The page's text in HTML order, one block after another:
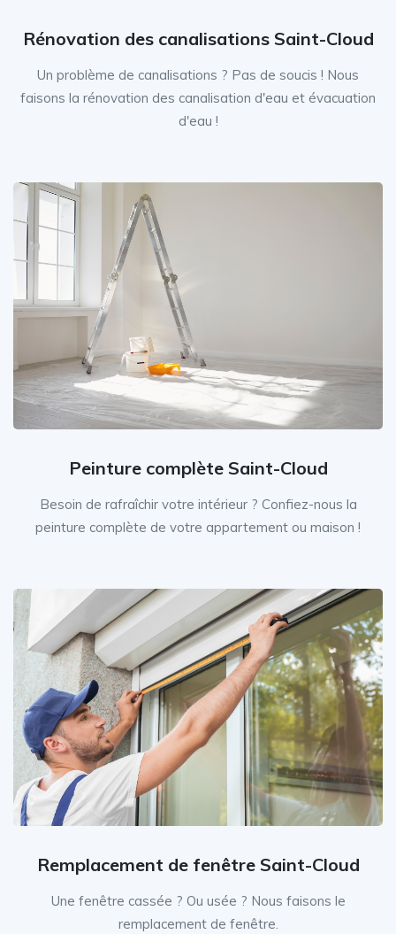
Rénovation des canalisations Saint-Cloud
Un problème de canalisations ? Pas de soucis ! Nous
faisons la rénovation des canalisation d'eau et évacuation
d'eau !
Peinture complète Saint-Cloud
Besoin de rafraîchir votre intérieur ? Confiez-nous la
peinture complète de votre appartement ou maison !
Remplacement de fenêtre Saint-Cloud
Une fenêtre cassée ? Ou usée ? Nous faisons le
remplacement de fenêtre.